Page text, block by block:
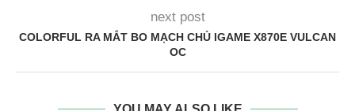
next post
COLORFUL RA MẮT BO MẠCH CHỦ IGAME X870E VULCAN
OC